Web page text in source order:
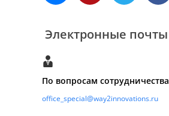
Электронные почты
По вопросам сотрудничества
office_special@way2innovations.ru